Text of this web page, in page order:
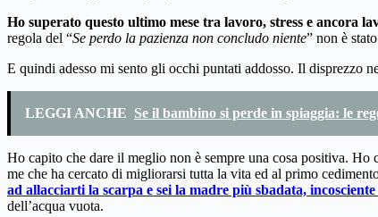
Ho superato questo ultimo mese tra lavoro, stress e ancora
regola del “Se perdo la pazienza non concludo niente” non è
E quindi adesso mi sento gli occhi puntati addosso. Il
LEGGI ANCHE Se il bambino si perde in spiaggia: le
Ho capito che dare il meglio non è sempre una cosa positiva. Ho
me che ha cercato di migliorarsi tutta la vita ed al primo
ad allacciarti la scarpa e sei la madre più sbadata,
dell’acqua vuota.